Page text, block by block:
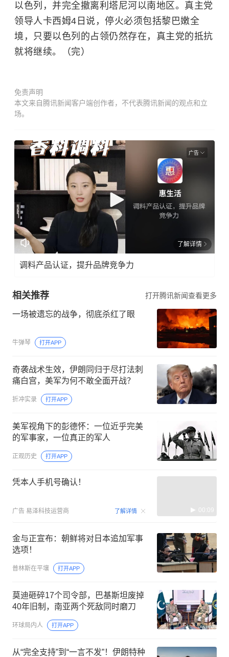
以色列，并完全撤离利塔尼河以南地区。真主党
领导人卡西姆4日说，停火必须包括黎巴嫩全
境，只要以色列的占领仍然存在，真主党的抵抗
就将继续。（完）
免责声明
本文来自腾讯新闻客户端创作者，不代表腾讯新闻的观点和立
场。
广告
了解详情
调料产品认证，提升品牌竞争力
相关推荐 打开腾讯新闻查看更多
一场被遗忘的战争，彻底杀红了眼
牛弹琴 打开APP
奇袭战术生效，伊朗同归于尽打法刺
痛白宫，美军为何不敢全面开战？
折冲实录 打开APP
美军视角下的彭德怀：一位近乎完美
的军事家，一位真正的军人
正观历史 打开APP
凭本人手机号确认！
广告 易泽科技运营商 了解详情 00:09
金与正宣布：朝鲜将对日本追加军事
选项！
普林斯在平壤 打开APP
莫迪砸碎17个司令部，巴基斯坦废掉
40年旧制，南亚两个死敌同时磨刀
环球局内人 打开APP
从“完全支持”到“一言不发”！伊朗特种